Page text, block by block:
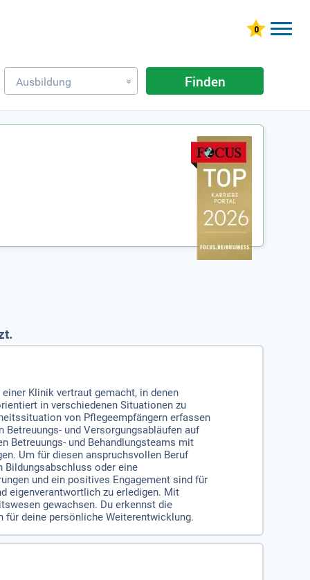
Ausbildung » Finden
Klinik vertraut gemacht, in denen
in verschiedenen Situationen zu
von Pflegeempfängern erfassen
Betreuungs- und Versorgungsabläufen auf
Betreuungs- und Behandlungsteams mit
Um für diesen anspruchsvollen Beruf
Bildungsabschluss oder eine
und ein positives Engagement sind für
eigenverantwortlich zu erledigen. Mit
gewachsen. Du erkennst die
für deine persönliche Weiterentwicklung.